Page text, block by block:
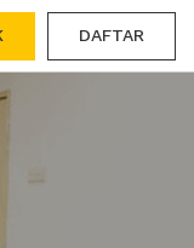
DAFTAR